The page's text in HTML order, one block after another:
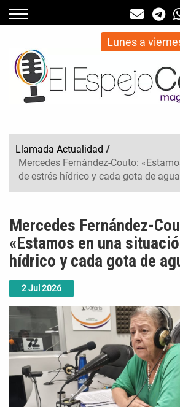
Lunes a
Llamada Actualidad /
Mercedes Fernández-Couto:
de estrés hídrico y cada gota de
2Jul 2026
Mercedes Fernández-
«Estamos en una
hídrico y cada gota de